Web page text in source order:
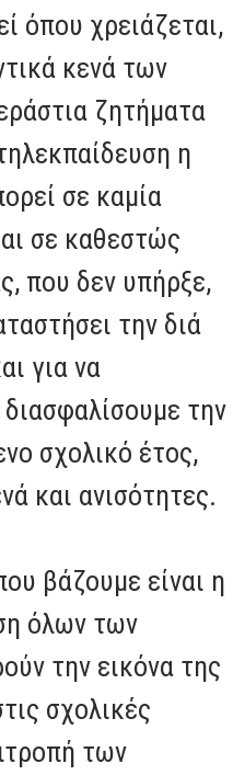
όπου χρειάζεται,
κενά των
ζητήματα
η
σε καμία
σε καθεστώς
που δεν υπήρξε,
την διά
για να
την
σχολικό έτος,
και ανισότητες.
βάζουμε είναι η
όλων των
την εικόνα της
σχολικές
των